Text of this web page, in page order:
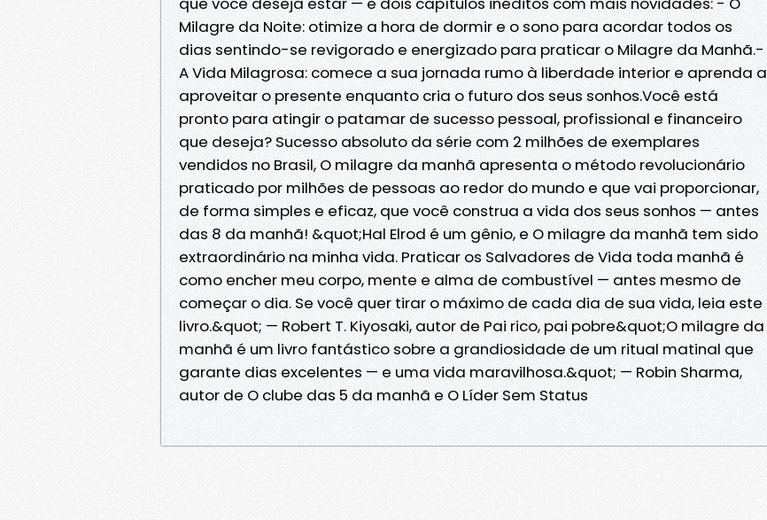
Milagre da Noite: otimize a hora de dormir e o sono para acordar todos os
dias sentindo-se revigorado e energizado para praticar o Milagre da Manhã.-
A Vida Milagrosa: comece a sua jornada rumo à liberdade interior e aprenda a
aproveitar o presente enquanto cria o futuro dos seus sonhos.Você está
pronto para atingir o patamar de sucesso pessoal, profissional e financeiro
que deseja? Sucesso absoluto da série com 2 milhões de exemplares
vendidos no Brasil, O milagre da manhã apresenta o método revolucionário
praticado por milhões de pessoas ao redor do mundo e que vai proporcionar,
de forma simples e eficaz, que você construa a vida dos seus sonhos — antes
das 8 da manhã! &quot;Hal Elrod é um gênio, e O milagre da manhã tem sido
extraordinário na minha vida. Praticar os Salvadores de Vida toda manhã é
como encher meu corpo, mente e alma de combustível — antes mesmo de
começar o dia. Se você quer tirar o máximo de cada dia de sua vida, leia este
livro.&quot; — Robert T. Kiyosaki, autor de Pai rico, pai pobre&quot;O milagre da
manhã é um livro fantástico sobre a grandiosidade de um ritual matinal que
garante dias excelentes — e uma vida maravilhosa.&quot; — Robin Sharma,
autor de O clube das 5 da manhã e O Líder Sem Status